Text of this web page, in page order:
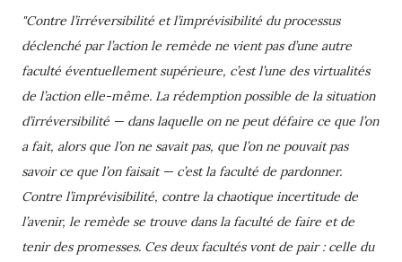
"Contre l’irréversibilité et l’imprévisibilité du processus
déclenché par l’action le remède ne vient pas d’une autre
faculté éventuellement supérieure, c’est l’une des virtualités
de l’action elle-même. La rédemption possible de la situation
d’irréversibilité — dans laquelle on ne peut défaire ce que l’on
a fait, alors que l’on ne savait pas, que l’on ne pouvait pas
savoir ce que l’on faisait — c’est la faculté de pardonner.
Contre l’imprévisibilité, contre la chaotique incertitude de
l’avenir, le remède se trouve dans la faculté de faire et de
tenir des promesses. Ces deux facultés vont de pair : celle du